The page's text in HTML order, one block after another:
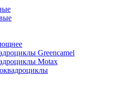
Greencamel
Motax